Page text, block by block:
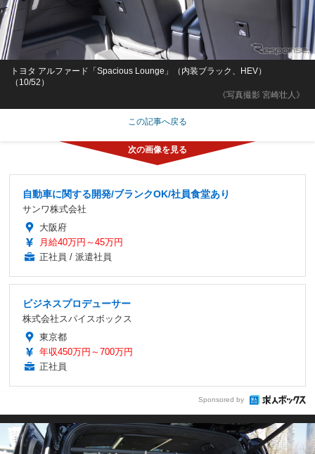
《写真撮影 宮崎壮人》
トヨタ アルファード「Spacious Lounge」（内装ブラック、HEV）
（10/52）
この記事へ戻る
自動車に関する開発/ブランクOK/社員食堂あり
サンワ株式会社
大阪府
月給40万円～45万円
正社員 / 派遣社員
ビジネスプロデューサー
株式会社スパイスボックス
東京都
年収450万円～700万円
正社員
Sponsored by